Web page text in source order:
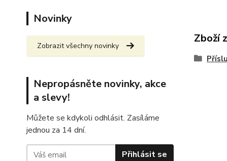
Novinky
Zobrazit všechny novinky
Nepropásněte novinky, akce
a slevy!
Můžete se kdykoli odhlásit. Zasíláme
jednou za 14 dní.
Přihlásit se
Zboží